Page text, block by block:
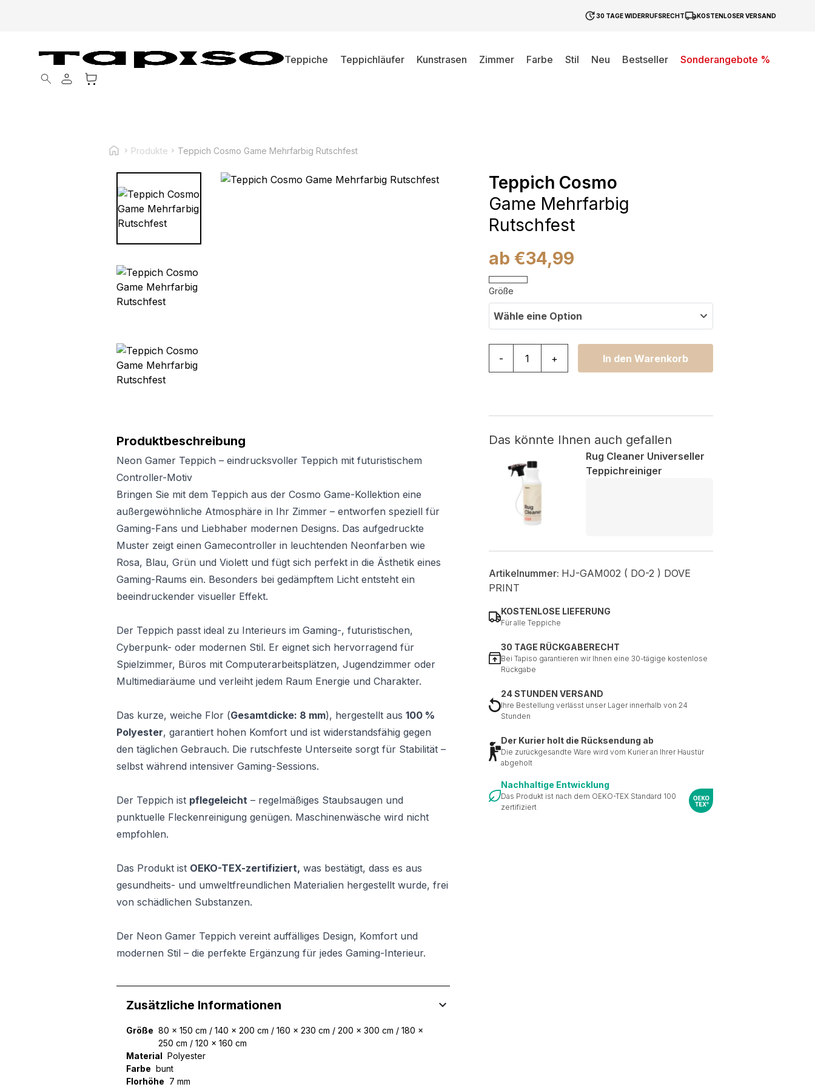
30 TAGE WIDERRUFSRECHT KOSTENLOSER VERSAND
Teppiche Teppichläufer Kunstrasen Zimmer Farbe Stil Neu Bestseller
Sonderangebote %
Products search
Produkte Teppich Cosmo Game Mehrfarbig Rutschfest
Produktbeschreibung
Neon Gamer Teppich – eindrucksvoller Teppich mit futuristischem
Controller-Motiv
Bringen Sie mit dem Teppich aus der Cosmo Game-Kollektion eine
außergewöhnliche Atmosphäre in Ihr Zimmer – entworfen speziell für
Gaming-Fans und Liebhaber modernen Designs. Das aufgedruckte
Muster zeigt einen Gamecontroller in leuchtenden Neonfarben wie
Rosa, Blau, Grün und Violett und fügt sich perfekt in die Ästhetik eines
Gaming-Raums ein. Besonders bei gedämpftem Licht entsteht ein
beeindruckender visueller Effekt.
Der Teppich passt ideal zu Interieurs im Gaming-, futuristischen,
Cyberpunk- oder modernen Stil. Er eignet sich hervorragend für
Spielzimmer, Büros mit Computerarbeitsplätzen, Jugendzimmer oder
Multimediaräume und verleiht jedem Raum Energie und Charakter.
Das kurze, weiche Flor (Gesamtdicke: 8 mm), hergestellt aus 100 %
Polyester, garantiert hohen Komfort und ist widerstandsfähig gegen
den täglichen Gebrauch. Die rutschfeste Unterseite sorgt für Stabilität –
selbst während intensiver Gaming-Sessions.
Der Teppich ist pflegeleicht – regelmäßiges Staubsaugen und
punktuelle Fleckenreinigung genügen. Maschinenwäsche wird nicht
empfohlen.
Das Produkt ist OEKO-TEX-zertifiziert, was bestätigt, dass es aus
gesundheits- und umweltfreundlichen Materialien hergestellt wurde, frei
von schädlichen Substanzen.
Der Neon Gamer Teppich vereint auffälliges Design, Komfort und
modernen Stil – die perfekte Ergänzung für jedes Gaming-Interieur.
Teppich Cosmo
Game Mehrfarbig
Rutschfest
ab €34,99
Größe
Wähle eine Option
- + In den Warenkorb
Das könnte Ihnen auch gefallen
Rug Cleaner Universeller
Teppichreiniger
Artikelnummer: HJ-GAM002 ( DO-2 ) DOVE
PRINT
KOSTENLOSE LIEFERUNG
Für alle Teppiche
30 TAGE RÜCKGABERECHT
Bei Tapiso garantieren wir Ihnen eine 30-tägige kostenlose
Rückgabe
24 STUNDEN VERSAND
Ihre Bestellung verlässt unser Lager innerhalb von 24
Stunden
Der Kurier holt die Rücksendung ab
Die zurückgesandte Ware wird vom Kurier an Ihrer Haustür
abgeholt
Nachhaltige Entwicklung
Das Produkt ist nach dem OEKO-TEX Standard 100
zertifiziert
Zusätzliche Informationen
Größe 80 x 150 cm / 140 x 200 cm / 160 x 230 cm / 200 x 300 cm / 180 x
250 cm / 120 x 160 cm
Material Polyester
Farbe bunt
Florhöhe 7 mm